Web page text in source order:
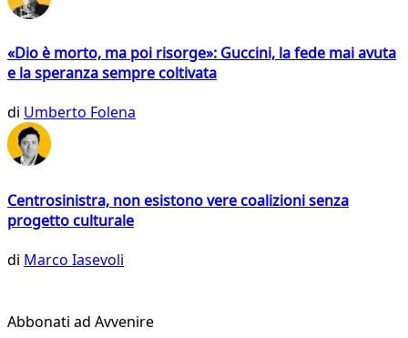
«Dio è morto, ma poi risorge»: Guccini, la fede mai avuta
e la speranza sempre coltivata
di Umberto Folena
Centrosinistra, non esistono vere coalizioni senza
progetto culturale
di Marco Iasevoli
Abbonati ad Avvenire